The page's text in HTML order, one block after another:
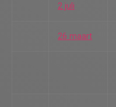
2 juli
26 maart